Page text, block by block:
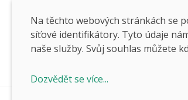
Na těchto webových stránkách se
síťové identifikátory. Tyto údaje
naše služby. Svůj souhlas můžete
Dozvědět se více...